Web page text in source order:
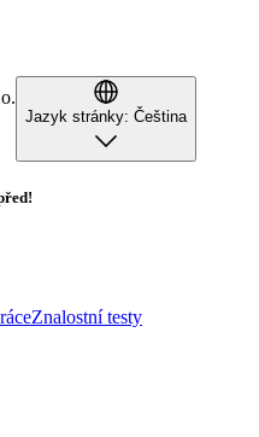
Jazyk stránky: Čeština
Znalostní testy